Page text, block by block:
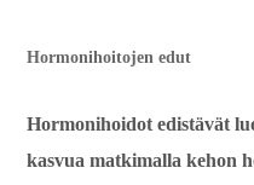
Hormonihoitojen edut
Hormonihoidot edistävät
kasvua matkimalla kehon